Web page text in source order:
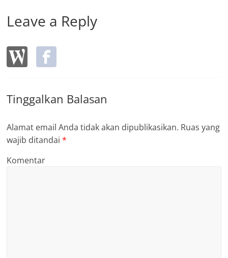
Leave a Reply
Tinggalkan Balasan
Alamat email Anda tidak akan dipublikasikan. Ruas yang
wajib ditandai*
Komentar